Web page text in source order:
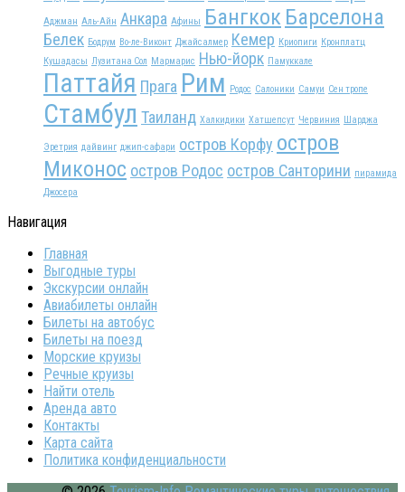
Аджман Аль-Айн Анкара Афины Бангкок Барселона
Белек Бодрум Во-ле-Виконт Джайсалмер Кемер Криопиги Кронплатц
Кушадасы Лузитана Сол Мармарис Нью-йорк Памуккале
Паттайя Прага Рим Родос Салоники Самуи Сен тропе
Стамбул Таиланд Халкидики Хатшепсут Червиния Шарджа
Эретрия дайвинг джип-сафари остров Корфу остров
Миконос остров Родос остров Санторини пирамида
Джосера
Навигация
Главная
Выгодные туры
Экскурсии онлайн
Авиабилеты онлайн
Билеты на автобус
Билеты на поезд
Морские круизы
Речные круизы
Найти отель
Аренда авто
Контакты
Карта сайта
Политика конфиденциальности